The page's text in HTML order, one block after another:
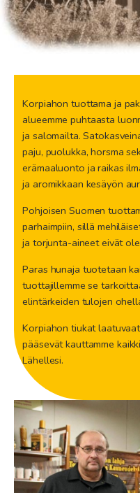
Korpiahon tuottama ja
alueemme puhtaasta
ja salomailta.
paju, puolukka, horsma
erämaaluonto ja raikas
ja aromikkaan kesäyön
Pohjoisen Suomen
parhaimpiin, sillä
ja torjunta-aineet eivät
Paras hunaja tuotetaan
tuottajillemme se
elintärkeiden tulojen
Korpiahon tiukat
pääsevät kauttamme
Lähellesi.